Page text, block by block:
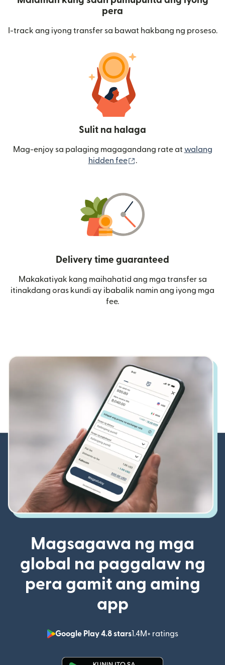
pera
I-track ang iyong transfer sa bawat hakbang ng proseso.
Sulit na halaga
Mag-enjoy sa palaging magagandang rate at walang
hidden fee
.
Delivery time guaranteed
Makakatiyak kang maihahatid ang mga transfer sa
itinakdang oras kundi ay ibabalik namin ang iyong mga
fee.
Magsagawa ng mga
global na paggalaw ng
pera gamit ang aming
app
Google Play 4.8 stars1.4M+ ratings
(bubukas